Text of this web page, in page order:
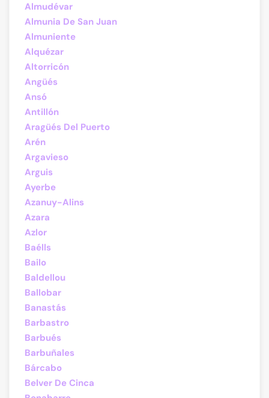
Almudévar
Almunia De San Juan
Almuniente
Alquézar
Altorricón
Angüés
Ansó
Antillón
Aragüés Del Puerto
Arén
Argavieso
Arguis
Ayerbe
Azanuy-Alins
Azara
Azlor
Baélls
Bailo
Baldellou
Ballobar
Banastás
Barbastro
Barbués
Barbuñales
Bárcabo
Belver De Cinca